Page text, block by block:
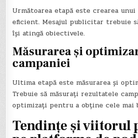
Următoarea etapă este crearea
eficient. Mesajul publicitar trebuie
își atingă obiectivele.
Măsurarea și
campaniei
Ultima etapă este măsurarea și
Trebuie să măsurați rezultatele
optimizați pentru a obține cele mai
Tendințe și viitorul